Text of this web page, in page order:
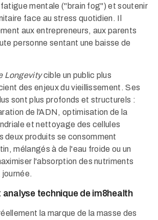
mentale ("brain fog") et soutenir
face au stress quotidien. Il
aux entrepreneurs, aux parents
personne sentant une baisse de
Longevitycible un public plus
des enjeux du vieillissement. Ses
sont plus profonds et structurels :
de l'ADN, optimisation de la
et nettoyage des cellules
deux produits se consomment
mélangés à de l'eau froide ou un
l'absorption des nutriments
technique de im8health
la marque de la masse des